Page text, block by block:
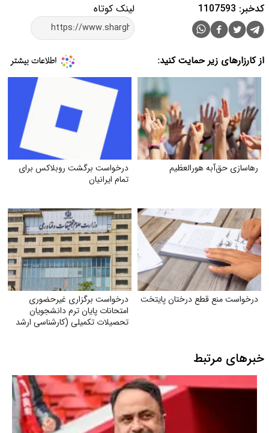
لینک کوتاه کدخبر: 1107593
از کارزارهای زیر حمایت کنید:
رهاسازی حق‌آبه هورالعظیم
درخواست برگشت روبلاکس برای
تمام ایرانیان
درخواست منع قطع درختان پایتخت
درخواست برگزاری غیرحضوری
امتحانات پایان ترم دانشجویان
تحصیلات تکمیلی (کارشناسی ارشد
خبرهای مرتبط